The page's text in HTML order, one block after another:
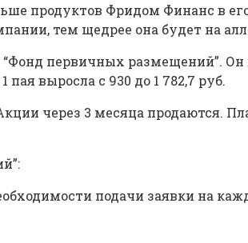
продуктов Фридом Финанс в
тем щедрее она будет на
первичных размещений”.
выросла с 930 до 1 782,7 руб.
через 3 месяца продаются.
подачи заявки на